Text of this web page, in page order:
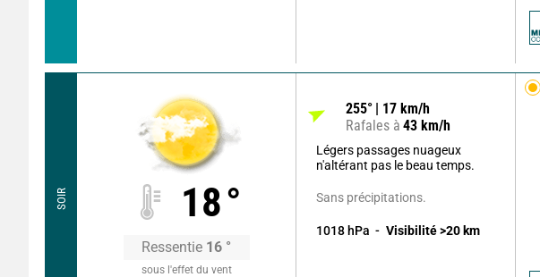
SOIR 18°
Ressentie 16 °
sous l'effet du vent
255° 17 km/h
Rafales à 43 km/h
Légers passages nuageux
n'altérant pas le beau temps.
Sans précipitations.
1018 hPa Visibilité >20 km